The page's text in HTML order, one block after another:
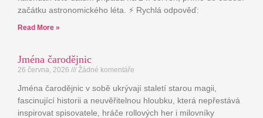
začátku astronomického léta. ⚡ Rychlá odpověď:
Read More »
Jména čarodějnic
26 června, 2026 Žádné komentáře
Jména čarodějnic v sobě ukrývají staletí starou magii,
fascinující historii a neuvěřitelnou hloubku, která nepřestává
inspirovat spisovatele, hráče rollových her i milovníky